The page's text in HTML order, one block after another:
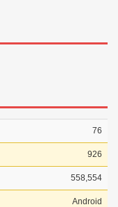
76
926
558,554
Android